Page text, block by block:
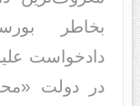
بخاطر
دادخواست
در دولت